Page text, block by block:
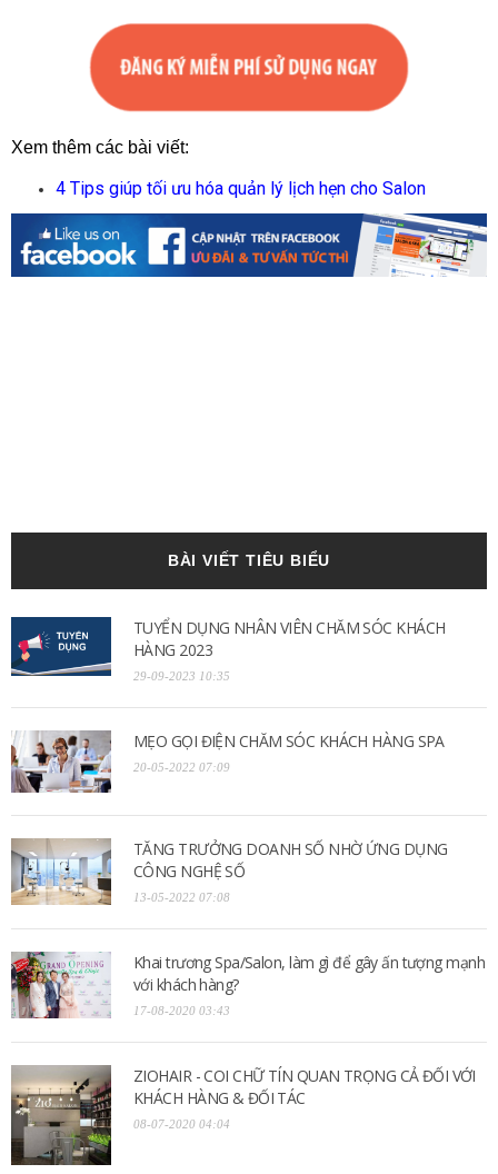
Xem thêm các bài viết:
4 Tips giúp tối ưu hóa quản lý lịch hẹn cho Salon
BÀI VIẾT TIÊU BIỂU
TUYỂN DỤNG NHÂN VIÊN CHĂM SÓC KHÁCH
HÀNG 2023
29-09-2023 10:35
MẸO GỌI ĐIỆN CHĂM SÓC KHÁCH HÀNG SPA
20-05-2022 07:09
TĂNG TRƯỞNG DOANH SỐ NHỜ ỨNG DỤNG
CÔNG NGHỆ SỐ
13-05-2022 07:08
Khai trương Spa/Salon, làm gì để gây ấn tượng mạnh
với khách hàng?
17-08-2020 03:43
ZIOHAIR - COI CHỮ TÍN QUAN TRỌNG CẢ ĐỐI VỚI
KHÁCH HÀNG & ĐỐI TÁC
08-07-2020 04:04